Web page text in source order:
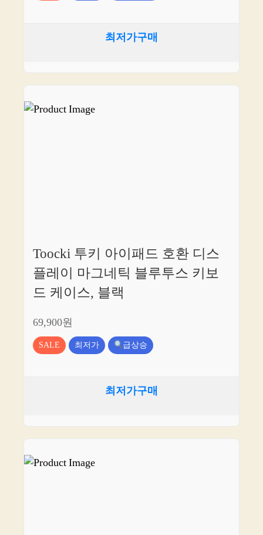
최저가구매
Toocki 투키 아이패드 호환 디스
플레이 마그네틱 블루투스 키보
드 케이스, 블랙
69,900원
SALE 최저가 급상승
최저가구매